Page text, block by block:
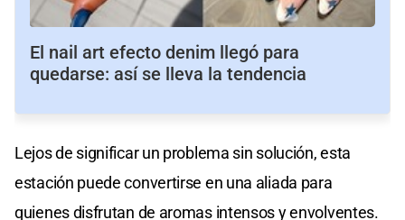
El nail art efecto denim llegó para
quedarse: así se lleva la tendencia
Lejos de significar un problema sin solución, esta
estación puede convertirse en una aliada para
quienes disfrutan de aromas intensos y envolventes.